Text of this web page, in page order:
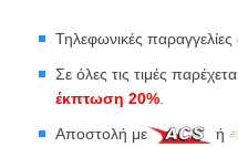
Τηλεφωνικές παραγγελίες
Σε όλες τις τιμές
έκπτωση 20%
Αποστολή με
ή